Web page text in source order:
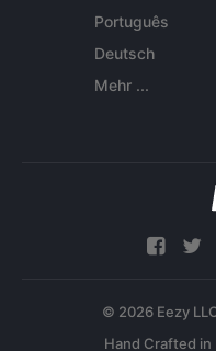
Português
Deutsch
Mehr ...
© 2026 Eezy